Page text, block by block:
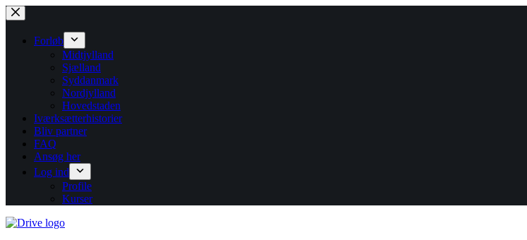
Fortsæt
til
indholdForløb
Midtjylland
Sjælland
Syddanmark
Nordjylland
Hovedstaden
Iværksætterhistorier
Bliv partner
FAQ
Ansøg her
Log ind
Profile
Kurser